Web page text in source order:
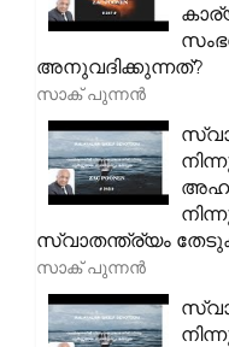
അനുവദിക്കുന്നത്?
സാക് പുന്നൻ
സ്വാതന്ത്ര്യം തേടുക
സാക് പുന്നൻ